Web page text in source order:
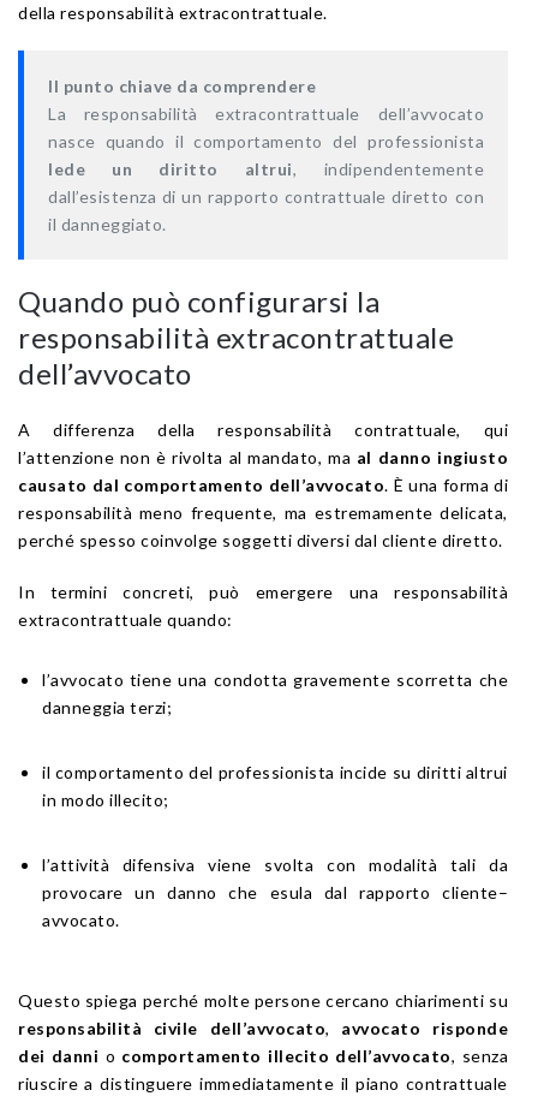
della responsabilità extracontrattuale.
Il punto chiave da comprendere
La responsabilità extracontrattuale dell’avvocato
nasce quando il comportamento del professionista
lede un diritto altrui, indipendentemente
dall’esistenza di un rapporto contrattuale diretto con
il danneggiato.
Quando può configurarsi la
responsabilità extracontrattuale
dell’avvocato
A differenza della responsabilità contrattuale, qui
l’attenzione non è rivolta al mandato, ma al danno ingiusto
causato dal comportamento dell’avvocato. È una forma di
responsabilità meno frequente, ma estremamente delicata,
perché spesso coinvolge soggetti diversi dal cliente diretto.
In termini concreti, può emergere una responsabilità
extracontrattuale quando:
l’avvocato tiene una condotta gravemente scorretta che
danneggia terzi;
il comportamento del professionista incide su diritti altrui
in modo illecito;
l’attività difensiva viene svolta con modalità tali da
provocare un danno che esula dal rapporto cliente–
avvocato.
Questo spiega perché molte persone cercano chiarimenti su
responsabilità civile dell’avvocato, avvocato risponde
dei danni o comportamento illecito dell’avvocato, senza
riuscire a distinguere immediatamente il piano contrattuale